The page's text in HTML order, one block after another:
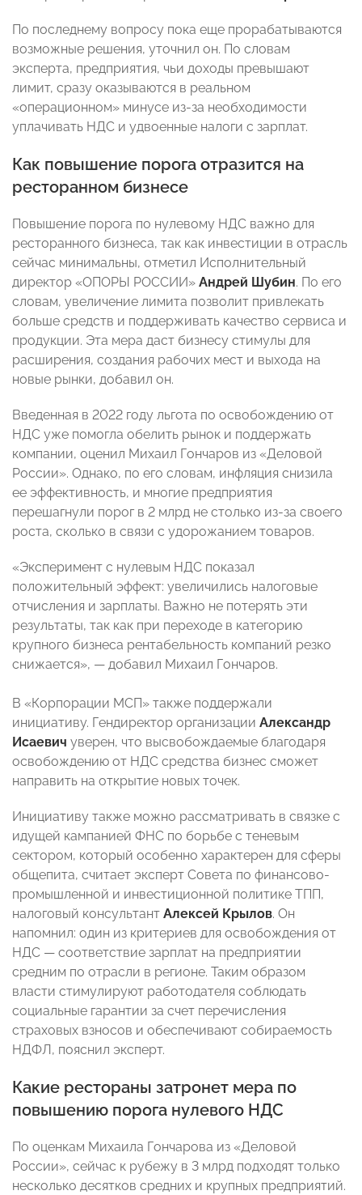
По последнему вопросу пока еще прорабатываются
возможные решения, уточнил он. По словам
эксперта, предприятия, чьи доходы превышают
лимит, сразу оказываются в реальном
«операционном» минусе из-за необходимости
уплачивать НДС и удвоенные налоги с зарплат.
Как повышение порога отразится на
ресторанном бизнесе
Повышение порога по нулевому НДС важно для
ресторанного бизнеса, так как инвестиции в отрасль
сейчас минимальны, отметил Исполнительный
директор «ОПОРЫ РОССИИ» Андрей Шубин. По его
словам, увеличение лимита позволит привлекать
больше средств и поддерживать качество сервиса и
продукции. Эта мера даст бизнесу стимулы для
расширения, создания рабочих мест и выхода на
новые рынки, добавил он.
Введенная в 2022 году льгота по освобождению от
НДС уже помогла обелить рынок и поддержать
компании, оценил Михаил Гончаров из «Деловой
России». Однако, по его словам, инфляция снизила
ее эффективность, и многие предприятия
перешагнули порог в 2 млрд не столько из-за своего
роста, сколько в связи с удорожанием товаров.
«Эксперимент с нулевым НДС показал
положительный эффект: увеличились налоговые
отчисления и зарплаты. Важно не потерять эти
результаты, так как при переходе в категорию
крупного бизнеса рентабельность компаний резко
снижается», — добавил Михаил Гончаров.
В «Корпорации МСП» также поддержали
инициативу. Гендиректор организации Александр
Исаевич уверен, что высвобождаемые благодаря
освобождению от НДС средства бизнес сможет
направить на открытие новых точек.
Инициативу также можно рассматривать в связке с
идущей кампанией ФНС по борьбе с теневым
сектором, который особенно характерен для сферы
общепита, считает эксперт Совета по финансово-
промышленной и инвестиционной политике ТПП,
налоговый консультант Алексей Крылов. Он
напомнил: один из критериев для освобождения от
НДС — соответствие зарплат на предприятии
средним по отрасли в регионе. Таким образом
власти стимулируют работодателя соблюдать
социальные гарантии за счет перечисления
страховых взносов и обеспечивают собираемость
НДФЛ, пояснил эксперт.
Какие рестораны затронет мера по
повышению порога нулевого НДС
По оценкам Михаила Гончарова из «Деловой
России», сейчас к рубежу в 3 млрд подходят только
несколько десятков средних и крупных предприятий.